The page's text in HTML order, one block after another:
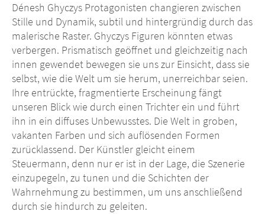
Dénesh Ghyczys Protagonisten changieren zwischen
Stille und Dynamik, subtil und hintergründig durch das
malerische Raster. Ghyczys Figuren könnten etwas
verbergen. Prismatisch geöffnet und gleichzeitig nach
innen gewendet bewegen sie uns zur Einsicht, dass sie
selbst, wie die Welt um sie herum, unerreichbar seien.
Ihre entrückte, fragmentierte Erscheinung fängt
unseren Blick wie durch einen Trichter ein und führt
ihn in ein diffuses Unbewusstes. Die Welt in groben,
vakanten Farben und sich auflösenden Formen
zurücklassend. Der Künstler gleicht einem
Steuermann, denn nur er ist in der Lage, die Szenerie
einzupegeln, zu tunen und die Schichten der
Wahrnehmung zu bestimmen, um uns anschließend
durch sie hindurch zu geleiten.